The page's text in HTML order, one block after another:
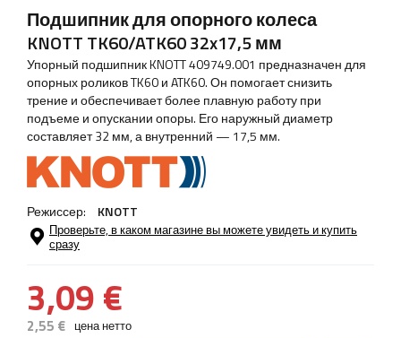
Подшипник для опорного колеса
KNOTT TK60/ATK60 32x17,5 мм
Упорный подшипник KNOTT 409749.001 предназначен для
опорных роликов TK60 и ATK60. Он помогает снизить
трение и обеспечивает более плавную работу при
подъеме и опускании опоры. Его наружный диаметр
составляет 32 мм, а внутренний — 17,5 мм.
Режиссер: KNOTT
Проверьте, в каком магазине вы можете увидеть и купить
сразу
3,09 €
2,55 € цена нетто